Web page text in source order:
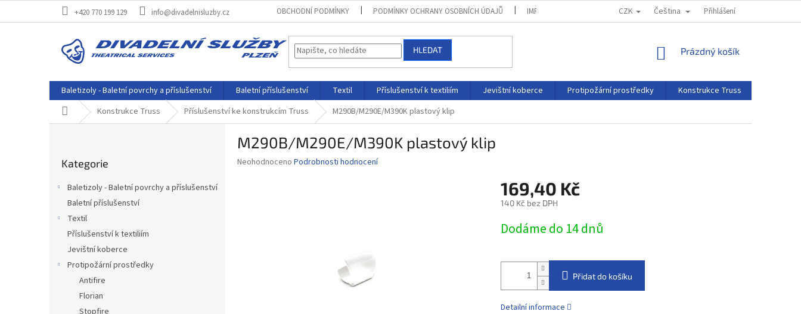
+420 770 199 129 info@divadelnisluzby.cz OBCHODNÍ PODMÍNKY PODMÍNKY OCHRANY OSOBNÍCH ÚDAJŮ IMPRESSUM REKLAMAČNÍ ŘÁD
CZK Čeština Přihlášení
HLEDAT
NÁKUPNÍ
Prázdný košík
Baletizoly - Baletní povrchy a příslušenství Baletní příslušenství Textil Příslušenství k textiliím Jevištní koberce Protipožární prostředky Konstrukce Truss
Domů Konstrukce Truss Příslušenství ke konstrukcím Truss M290B/M290E/M390K plastový klip
kategorie
Kategorie
Baletizoly - Baletní povrchy a příslušenství
Baletní příslušenství
Textil
Příslušenství k textiliím
Jevištní koberce
Protipožární prostředky
Antifire
Florian
Stopfire
M290B/M290E/M390K plastový klip
Průměrné
Neohodnoceno Podrobnosti hodnocení
169,40 Kč
140 Kč bez DPH
cena:
Dodáme do 14 dnů
Přidat do košíku
Detailní informace